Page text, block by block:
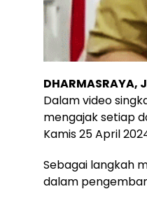
DHARMASRAYA,
Dalam video
mengajak setiap
Kamis 25 April
Sebagai langkah
dalam